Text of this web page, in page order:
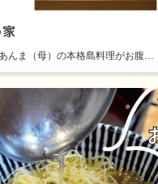
んま（母）の本格島料理がお腹…